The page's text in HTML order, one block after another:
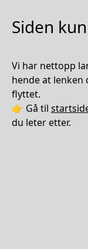
Siden
Vi har nettopp
hende at
flyttet.
👉 Gå til
du leter etter.